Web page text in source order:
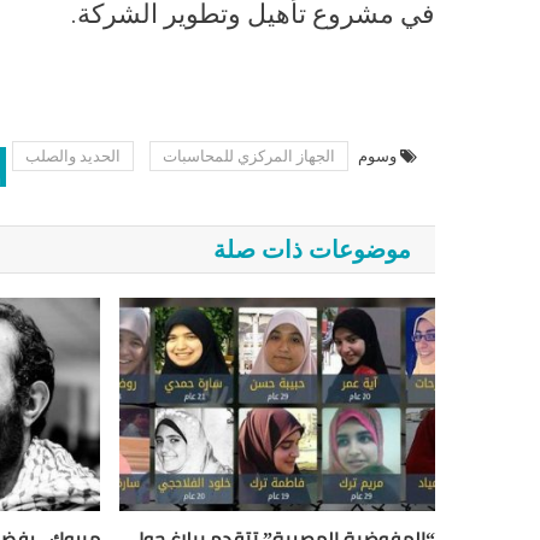
في مشروع تأهيل وتطوير الشركة.
وسوم الجهاز المركزي للمحاسبات الحديد والصلب
موضوعات ذات صلة